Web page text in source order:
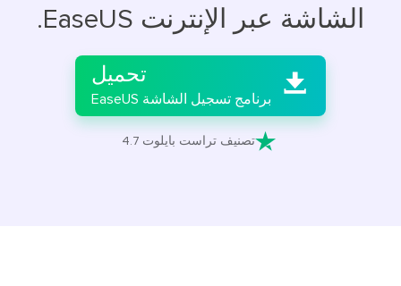
الشاشة عبر الإنترنت EaseUS.

 تحميل
برنامج تسجيل الشاشة EaseUS
تصنيف تراست بايلوت 4.7